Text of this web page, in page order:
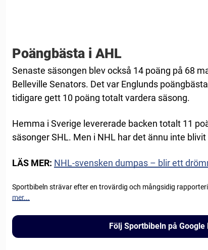
Poängbästa i AHL
Senaste säsongen blev också 14 poäng på 68
Belleville Senators. Det var Englunds
tidigare gett 10 poäng totalt vardera säsong.
Hemma i Sverige levererade backen totalt 11
säsonger SHL. Men i NHL har det ännu inte
LÄS MER: NHL-svensken dumpas – blir ett
Sportbibeln strävar efter en trovärdig och mångsidig
mer...
Följ Sportbibeln på Google